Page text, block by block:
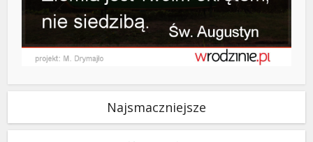
Najsmaczniejsze